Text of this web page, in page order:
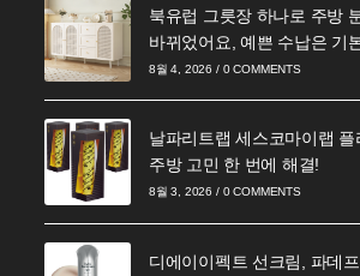
북유럽 그릇장 하나로 주방
바뀌었어요, 예쁜 수납은 기
8월 4, 2026 / 0 COMMENTS
날파리트랩 세스코마이랩
주방 고민 한 번에 해결!
8월 3, 2026 / 0 COMMENTS
디에이이펙트 선크림, 파데